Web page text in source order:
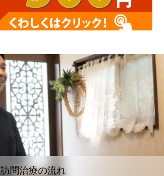
訪問治療の流れ